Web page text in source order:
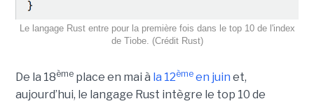
Le langage Rust entre pour la première fois dans le top 10 de l'index
de Tiobe. (Crédit Rust)
De la 18èmeplace en mai à la 12èmeen juin et,
aujourd’hui, le langage Rust intègre le top 10 de